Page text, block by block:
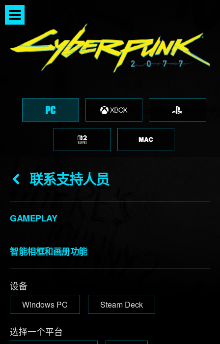
联系支持人员
GAMEPLAY
智能相框和画册功能
设备
Windows PC Steam Deck
选择一个平台